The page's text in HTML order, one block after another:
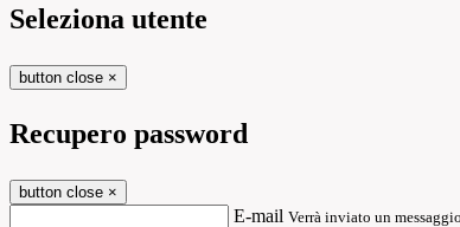
Seleziona utente
button close ×
Recupero password
button close ×
E-mail Verrà inviato un